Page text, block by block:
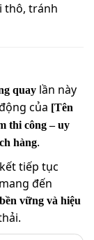
thô, tránh
quay lần này
của [Tên
thi công – uy
hàng.
tiếp tục
đến
vững và hiệu